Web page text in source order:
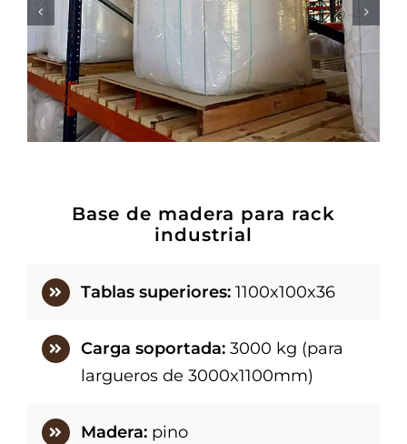
Base de madera para rack
industrial
Tablas superiores: 1100x100x36
Carga soportada: 3000 kg (para
largueros de 3000x1100mm)
Madera: pino